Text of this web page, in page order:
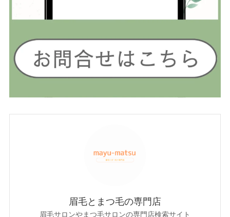
眉毛とまつ毛の専門店
眉毛サロンやまつ毛サロンの専門店検索サイト